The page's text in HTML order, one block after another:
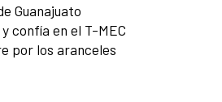
Guanajuato
confía en el T-MEC
por los aranceles